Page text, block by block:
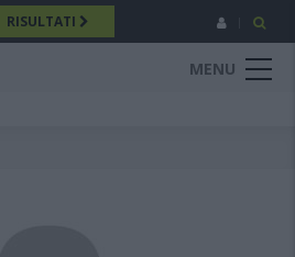
RISULTATI
MENU